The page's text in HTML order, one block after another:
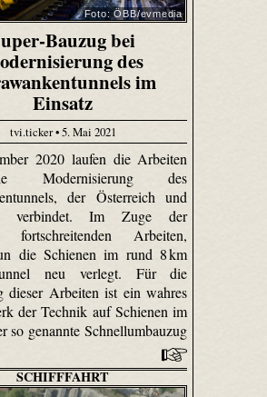
Foto: ÖBB/evmedia
Bauzug bei
des
im
Einsatz
tvi.ticker • 5. Mai 2021
2020 laufen die Arbeiten
des
der Österreich und
verbindet. Im Zuge der
fortschreitenden Arbeiten,
die Schienen im rund 8 km
neu verlegt. Für die
dieser Arbeiten ist ein wahres
der Technik auf Schienen im
so genannte Schnellumbauzug
SCHIFFFAHRT